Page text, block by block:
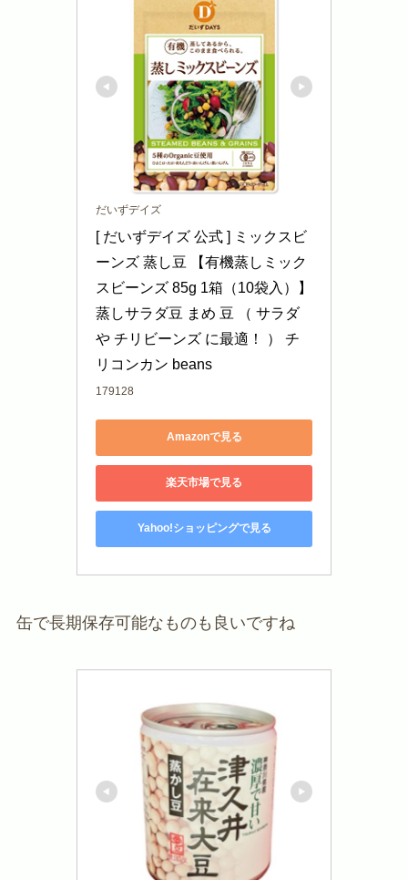
だいずデイズ
[ だいずデイズ 公式 ] ミックスビ
ーンズ 蒸し豆 【有機蒸しミック
スビーンズ 85g 1箱（10袋入）】
蒸しサラダ豆 まめ 豆 （ サラダ
や チリビーンズ に最適！ ） チ
リコンカン beans
179128
Amazonで見る
楽天市場で見る
Yahoo!ショッピングで見る
缶で長期保存可能なものも良いですね